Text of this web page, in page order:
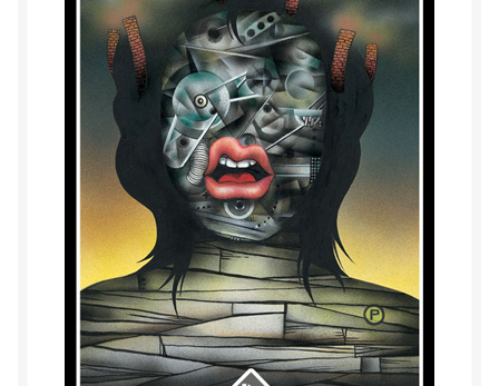
Herinner wie je werkelijk bent
Magische helende verhalen ©Mieke
Mijn account
Mindfulness en Hartcoherentie
Narcisme
Nieuw boek ‘Pareltjes in de Oceaan.’ Meditatieve haiku’s
in woord en beeld